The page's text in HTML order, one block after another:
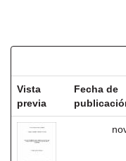
Vista
previa
Fecha de